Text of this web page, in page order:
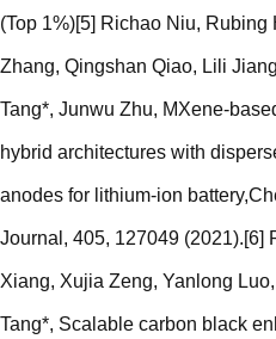
(Top 1%)[5] Richao Niu, Rubing
Zhang, Qingshan Qiao, Lili
Tang*, Junwu Zhu, MXene-
hybrid architectures with
anodes for lithium-ion
Journal, 405, 127049 (2021).[6]
Xiang, Xujia Zeng, Yanlong
Tang*, Scalable carbon black